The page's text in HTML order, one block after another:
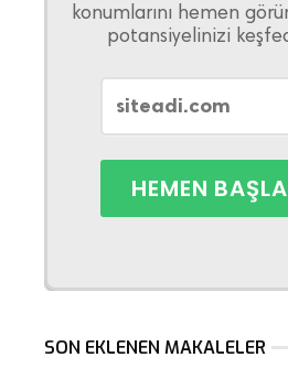
konumlarını hemen
potansiyelinizi
SON EKLENEN MAKALELER